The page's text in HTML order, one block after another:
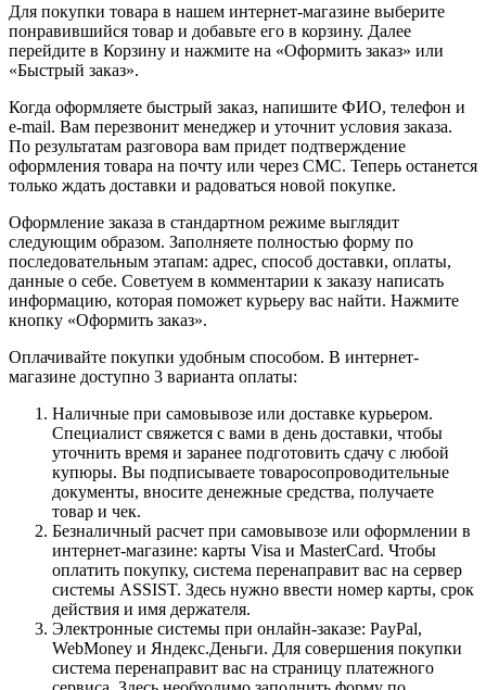
Для покупки товара в нашем интернет-магазине выберите
понравившийся товар и добавьте его в корзину. Далее
перейдите в Корзину и нажмите на «Оформить заказ» или
«Быстрый заказ».
Когда оформляете быстрый заказ, напишите ФИО, телефон и
e-mail. Вам перезвонит менеджер и уточнит условия заказа.
По результатам разговора вам придет подтверждение
оформления товара на почту или через СМС. Теперь останется
только ждать доставки и радоваться новой покупке.
Оформление заказа в стандартном режиме выглядит
следующим образом. Заполняете полностью форму по
последовательным этапам: адрес, способ доставки, оплаты,
данные о себе. Советуем в комментарии к заказу написать
информацию, которая поможет курьеру вас найти. Нажмите
кнопку «Оформить заказ».
Оплачивайте покупки удобным способом. В интернет-
магазине доступно 3 варианта оплаты:
Наличные при самовывозе или доставке курьером.
Специалист свяжется с вами в день доставки, чтобы
уточнить время и заранее подготовить сдачу с любой
купюры. Вы подписываете товаросопроводительные
документы, вносите денежные средства, получаете
товар и чек.
Безналичный расчет при самовывозе или оформлении в
интернет-магазине: карты Visa и MasterCard. Чтобы
оплатить покупку, система перенаправит вас на сервер
системы ASSIST. Здесь нужно ввести номер карты, срок
действия и имя держателя.
Электронные системы при онлайн-заказе: PayPal,
WebMoney и Яндекс.Деньги. Для совершения покупки
система перенаправит вас на страницу платежного